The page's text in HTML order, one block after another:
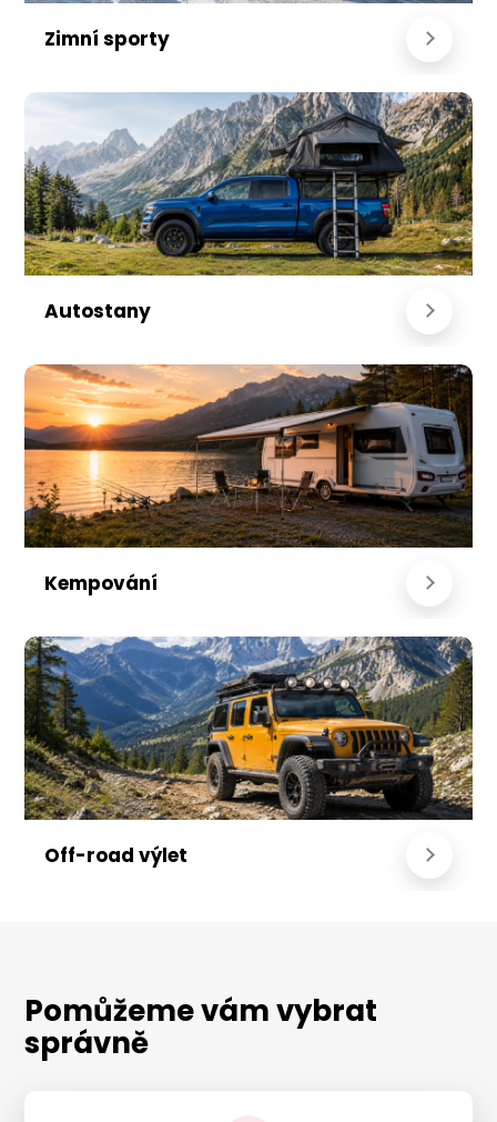
Zimní sporty
Autostany
Kempování
Off-road výlet
Pomůžeme vám vybrat
správně